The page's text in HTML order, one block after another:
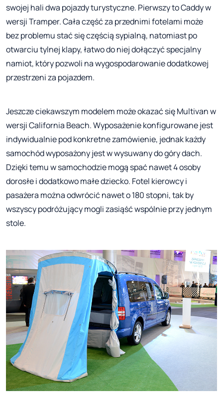
swojej hali dwa pojazdy turystyczne. Pierwszy to Caddy w
wersji Tramper. Cała część za przednimi fotelami może
bez problemu stać się częścią sypialną, natomiast po
otwarciu tylnej klapy, łatwo do niej dołączyć specjalny
namiot, który pozwoli na wygospodarowanie dodatkowej
przestrzeni za pojazdem.
Jeszcze ciekawszym modelem może okazać się Multivan w
wersji California Beach. Wyposażenie konfigurowane jest
indywidualnie pod konkretne zamówienie, jednak każdy
samochód wyposażony jest w wysuwany do góry dach.
Dzięki temu w samochodzie mogą spać nawet 4 osoby
dorosłe i dodatkowo małe dziecko. Fotel kierowcy i
pasażera można odwrócić nawet o 180 stopni, tak by
wszyscy podróżujący mogli zasiąść wspólnie przy jednym
stole.